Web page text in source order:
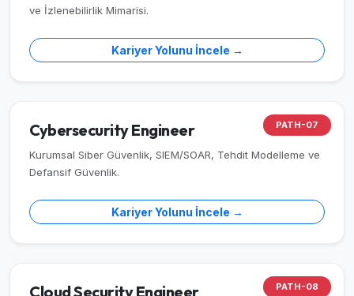
ve İzlenebilirlik Mimarisi.
Kariyer Yolunu İncele →
PATH-07
Cybersecurity Engineer
Kurumsal Siber Güvenlik, SIEM/SOAR, Tehdit Modelleme ve
Defansif Güvenlik.
Kariyer Yolunu İncele →
PATH-08
Cloud Security Engineer